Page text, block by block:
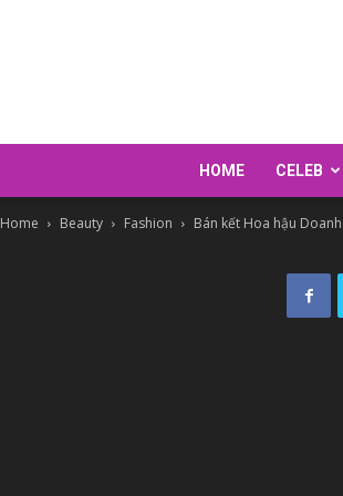
HOME CELEB
Home Beauty Fashion Bán kết Hoa hậu